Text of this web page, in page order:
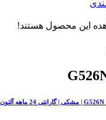
این محصول هستند!